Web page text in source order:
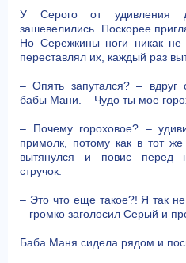
У Серого от удивления
зашевелились. Поскорее
Но Сережкины ноги никак
переставлял их, каждый раз
– Опять запутался? – вдруг
бабы Мани. – Чудо ты мое
– Почему гороховое? –
примолк, потому как в тот
вытянулся и повис перед
стручок.
– Это что еще такое?! Я так
– громко заголосил Серый и
Баба Маня сидела рядом и